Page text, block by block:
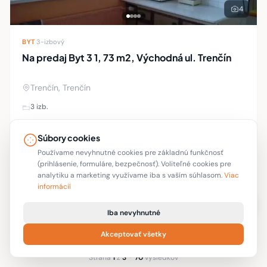
4
BYT·3-izbový
Na predaj Byt 3 1, 73 m2, Východná ul. Trenčín
Trenčín, Trenčín
3 izb.
Ponúkame na predaj troizbový, čiastočne zrekonštruovaný
byt s lógiou na Východnej ulici (Juh) v Trenčíne. Byt ná
plastové okna s murovanou stenou na lógiu, plávajúce
podlahy. Byt sa nachádza na 2. pos
Cena na vyžiadanie Hasa Reality
2 3 →
Strana1z3·70výsledkov
Súbory cookies
Používame nevyhnutné cookies pre základnú funkčnosť
(prihlásenie, formuláre, bezpečnosť). Voliteľné cookies pre
analytiku a marketing využívame iba s vaším súhlasom.Viac
informácií
Iba nevyhnutné
Akceptovať všetky